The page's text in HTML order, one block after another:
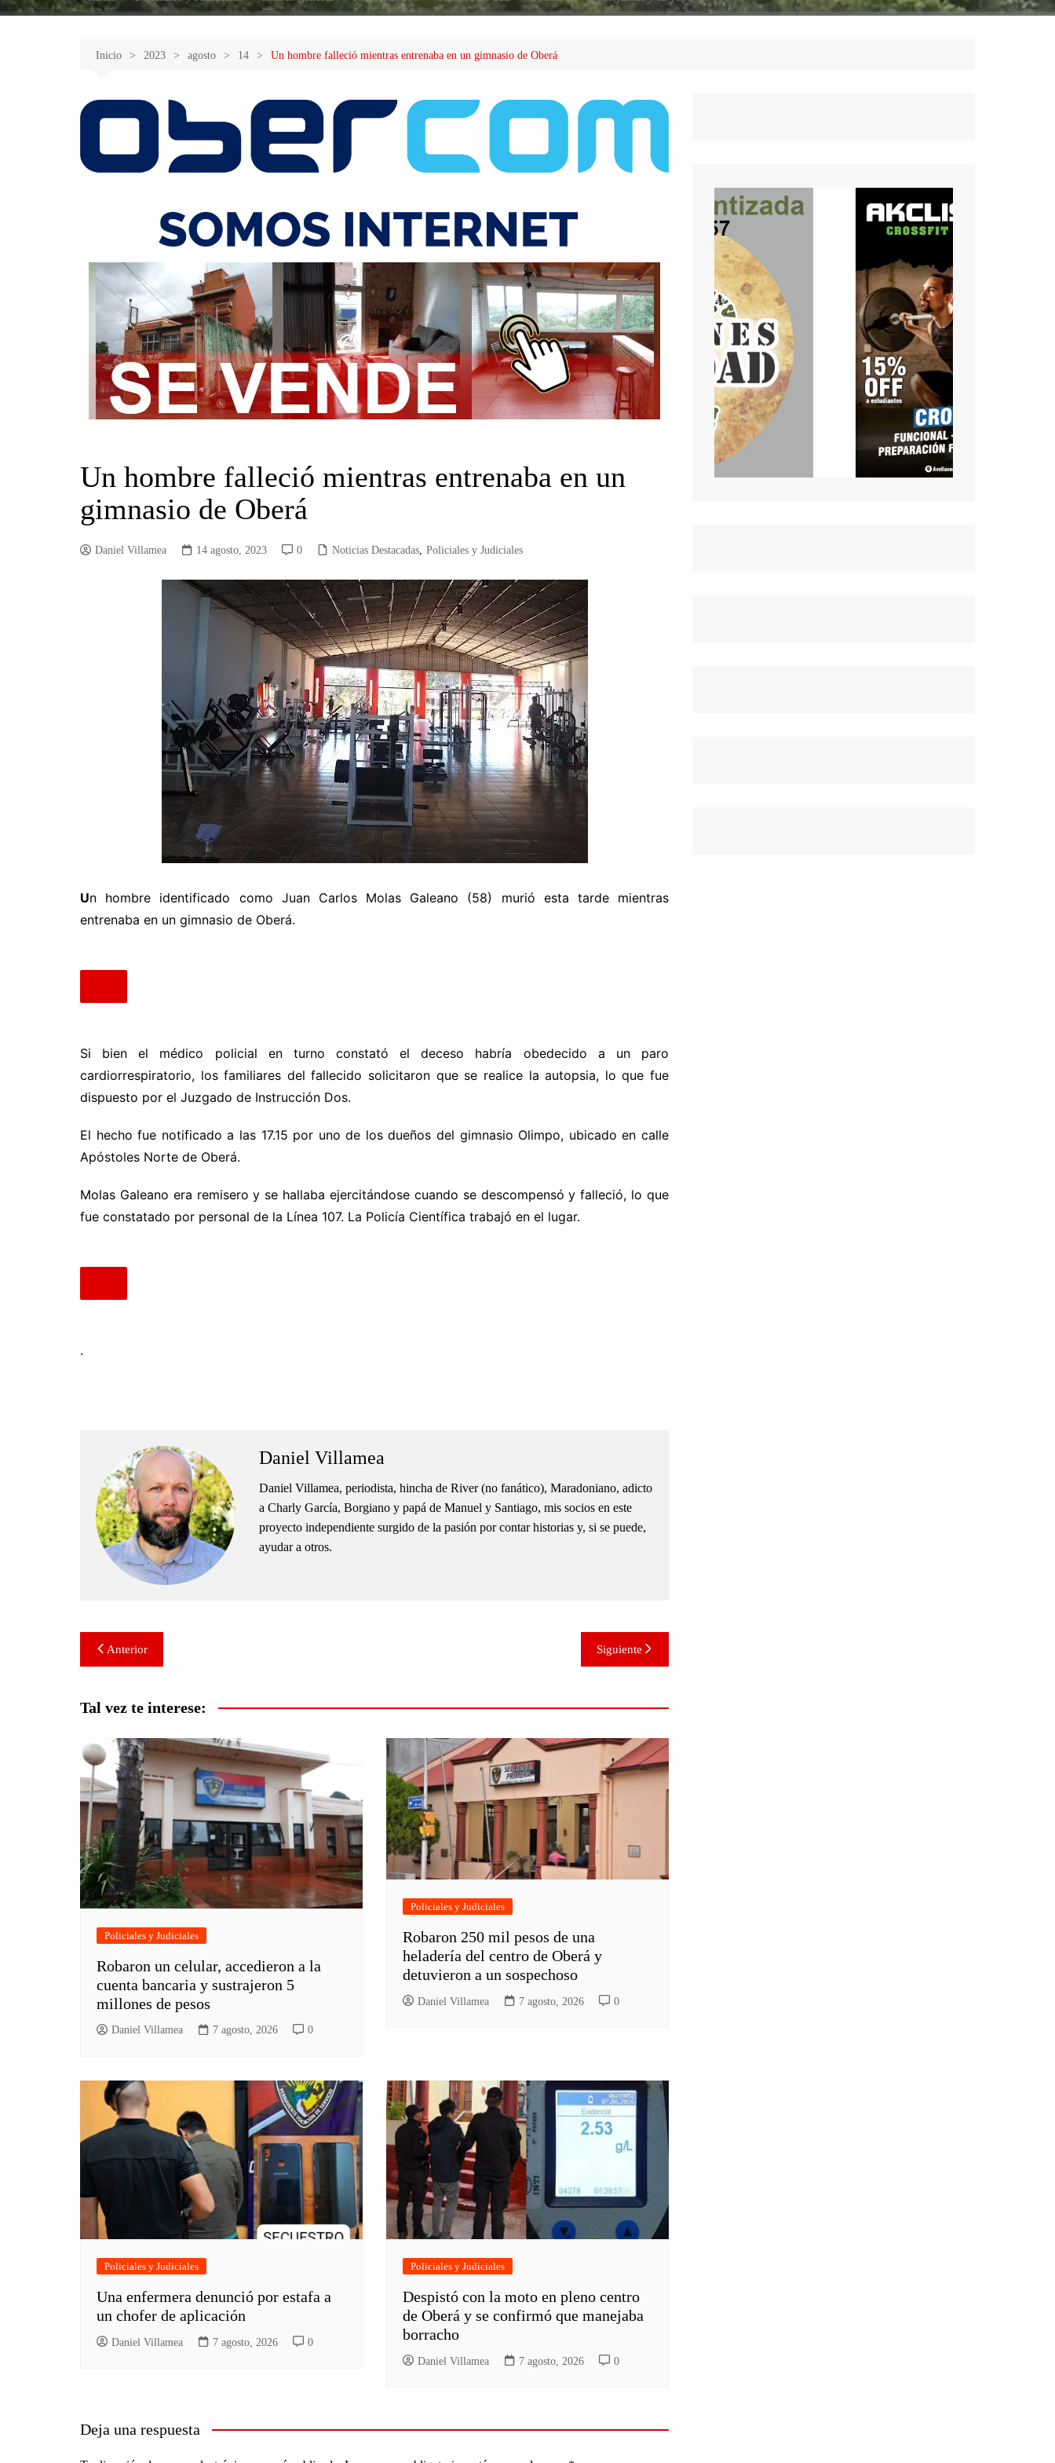
Inicio 2023 agosto 14 Un hombre falleció mientras entrenaba en un gimnasio de Oberá
Un hombre falleció mientras entrenaba en un
gimnasio de Oberá
Daniel Villamea 14 agosto, 2023 0 Noticias Destacadas, Policiales y Judiciales
Un hombre identificado como Juan Carlos Molas Galeano (58) murió esta tarde mientras
entrenaba en un gimnasio de Oberá.
Si bien el médico policial en turno constató el deceso habría obedecido a un paro
cardiorrespiratorio, los familiares del fallecido solicitaron que se realice la autopsia, lo que fue
dispuesto por el Juzgado de Instrucción Dos.
El hecho fue notificado a las 17.15 por uno de los dueños del gimnasio Olimpo, ubicado en calle
Apóstoles Norte de Oberá.
Molas Galeano era remisero y se hallaba ejercitándose cuando se descompensó y falleció, lo que
fue constatado por personal de la Línea 107. La Policía Científica trabajó en el lugar.
.
Daniel Villamea
Daniel Villamea, periodista, hincha de River (no fanático), Maradoniano, adicto
a Charly García, Borgiano y papá de Manuel y Santiago, mis socios en este
proyecto independiente surgido de la pasión por contar historias y, si se puede,
ayudar a otros.
Navegación
de
entradas
Anterior Siguiente
Tal vez te interese:
Policiales y Judiciales
Robaron un celular, accedieron a la
cuenta bancaria y sustrajeron 5
millones de pesos
Daniel Villamea 7 agosto, 2026 0
Policiales y Judiciales
Robaron 250 mil pesos de una
heladería del centro de Oberá y
detuvieron a un sospechoso
Daniel Villamea 7 agosto, 2026 0
Policiales y Judiciales
Una enfermera denunció por estafa a
un chofer de aplicación
Daniel Villamea 7 agosto, 2026 0
Policiales y Judiciales
Despistó con la moto en pleno centro
de Oberá y se confirmó que manejaba
borracho
Daniel Villamea 7 agosto, 2026 0
Deja una respuesta